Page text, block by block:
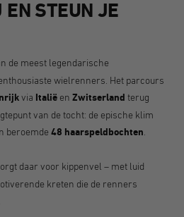
STEUN JE
de meest legendarische
wielrenners. Het parcours
via Italië en Zwitserland terug
van de tocht: de epische klim
beroemde 48 haarspeldbochten
daar voor kippenvel – met luid
kreten die de renners